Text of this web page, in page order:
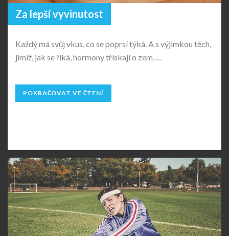
Za lepší vyvinutost
Každý má svůj vkus, co se poprsí týká. A s výjimkou těch,
jimiž, jak se říká, hormony třískají o zem, …
POKRAČOVAT VE ČTENÍ